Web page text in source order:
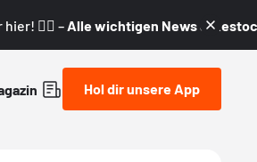
👇🏼 – Alle wichtigen News &
Hol dir unsere App